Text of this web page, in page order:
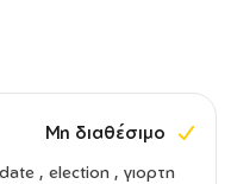
Μη διαθέσιμο
, election , γιορτη